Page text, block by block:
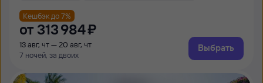
Кешбэк до 7%
от 313 ⁠984 ⁠₽
13 авг, чт — 20 авг, чт
7 ночей, за двоих
Выбрать